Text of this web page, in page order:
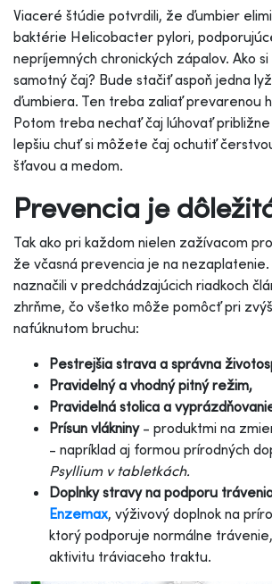
Viaceré štúdie potvrdili, že ďumbier
baktérie Helicobacter pylori,
nepríjemných chronických zápalov. Ako
samotný čaj? Bude stačiť aspoň jedna
ďumbiera. Ten treba zaliať prevarenou
Potom treba nechať čaj lúhovať
lepšiu chuť si môžete čaj ochutiť
šťavou a medom.
Prevencia je
Tak ako pri každom nielen zažívacom
že včasná prevencia je na
naznačili v predchádzajúcich riadkoch
zhrňme, čo všetko môže pomôcť pri
nafúknutom bruchu:
Pestrejšia strava a správna
Pravidelný a vhodný pitný režim,
Pravidelná stolica a
Prísun vlákniny- produktmi na
- napríklad aj formou prírodných
Psyllium v tabletkách.
Doplnky stravy na podporu
Enzemax, výživový doplnok na
ktorý podporuje normálne
aktivitu tráviaceho traktu.